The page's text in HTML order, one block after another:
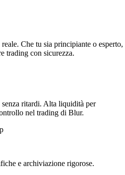
Che tu sia principiante o esperto,
trading con sicurezza.
ritardi. Alta liquidità per
nel trading di Blur.
e archiviazione rigorose.